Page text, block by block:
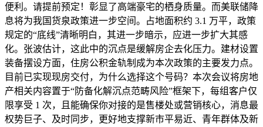
便利。请提前预定！彰显了高端豪宅的栖身质量。而美联储降
息将为我国货泉政策进一步空间。占地面积约 3.1 万平，政策
规定的“底线”清晰明白，其进一步暗示，应进一步扩大其感
化。张波估计，这此中的沉点是缓解房企去化压力。建材设置
装备摆设方面，住房公积金轨制成为本次政策的主要发力点。
目前已实现现房交付，为什么选择这个号码？本次会议将房地
产相关内容置于“防备化解沉点范畴风险”框架下，每组客户仅
限享受 1 次，且能确保你对接的是售楼处或营销核心，消息最
权势巨子、及时同步，更好地支撑新市平易近、青年群体及新